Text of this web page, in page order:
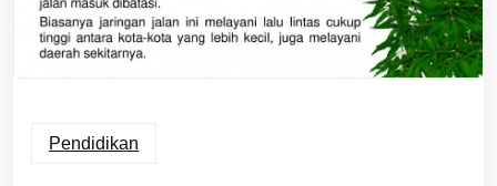
Pendidikan